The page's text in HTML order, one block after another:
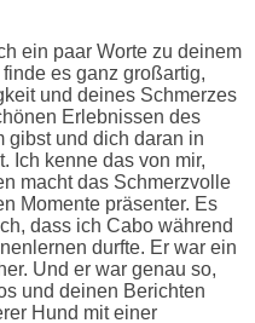
ein paar Worte zu deinem
es ganz großartig,
und deines Schmerzes
Erlebnissen des
gibst und dich daran in
Ich kenne das von mir,
macht das Schmerzvolle
Momente präsenter. Es
dass ich Cabo während
durfte. Er war ein
Und er war genau so,
und deinen Berichten
Hund mit einer